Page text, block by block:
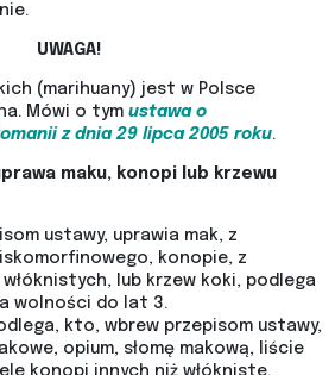
UWAGA!
(marihuany) jest w Polsce
Mówi o tym ustawa o
z dnia 29 lipca 2005 roku.
maku, konopi lub krzewu
ustawy, uprawia mak, z
konopie, z
lub krzew koki, podlega
wolności do lat 3.
kto, wbrew przepisom ustawy,
opium, słomę makową, liście
konopi innych niż włókniste.